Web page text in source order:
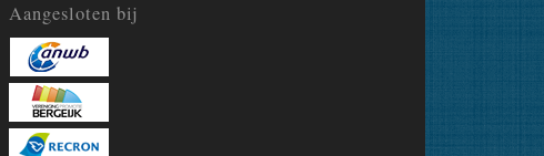
Aangesloten bij